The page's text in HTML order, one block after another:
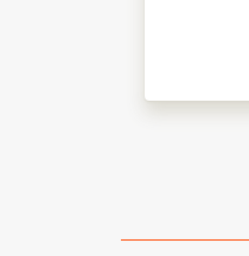
Сетевые отели Турции